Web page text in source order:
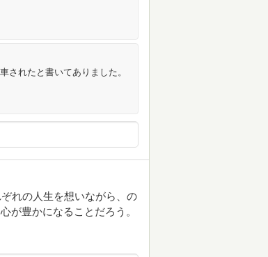
されたと書いてありました。
れの人生を想いながら、の
が豊かになることだろう。